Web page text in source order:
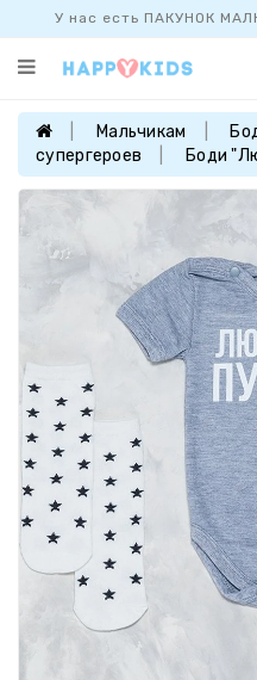
У нас есть ПАКУНОК
Категории
ПРОДАЖ
БАЗОВАЯ
КОЛЛЕКЦИЯ
ДЕВОЧКАМ
МАЛЬЧИКАМ
НОВОРОЖДЕННЫМ
Мальчикам
супергероев
Боди